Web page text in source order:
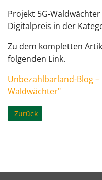
Projekt 5G-
Digitalpreis in der
Zu dem kompletten
folgenden Link.
Unbezahlbarland-Blog
Waldwächter"
Vorheriger Beitrag:
Zurück